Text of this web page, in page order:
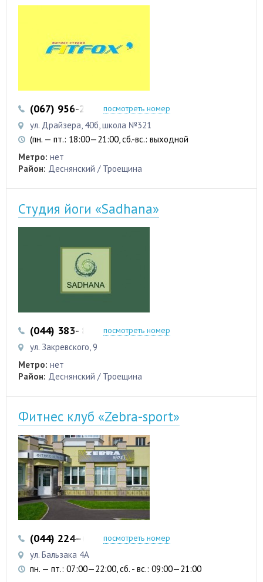
(067) 956-26-86 (093) 206-91-76
посмотреть номер
ул. Драйзера, 40б, школа №321
(пн. — пт.: 18:00—21:00, сб.-вс.: выходной
Метро: нет
Район: Деснянский / Троещина
Студия йоги «Sadhana»
(044) 383- 84-01 (093) 700-55-95
посмотреть номер
ул. Закревского, 9
Метро: нет
Район: Деснянский / Троещина
Фитнес клуб «Zebra-sport»
(044) 224–63-07посмотреть номер
ул. Бальзака 4А
пн. — пт.: 07:00—22:00, сб. - вс.: 09:00—21:00